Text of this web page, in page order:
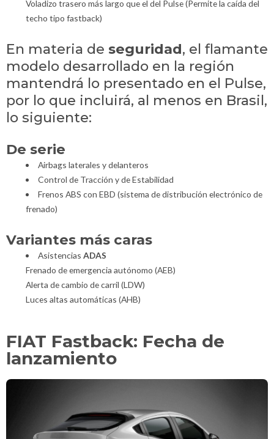
Voladizo trasero más largo que el del Pulse (Permite la caída del
techo tipo fastback)
En materia de seguridad, el flamante
modelo desarrollado en la región
mantendrá lo presentado en el Pulse,
por lo que incluirá, al menos en Brasil,
lo siguiente:
De serie
Airbags laterales y delanteros
Control de Tracción y de Estabilidad
Frenos ABS con EBD (sistema de distribución electrónico de
frenado)
Variantes más caras
Asistencias ADAS
Frenado de emergencia autónomo (AEB)
Alerta de cambio de carril (LDW)
Luces altas automáticas (AHB)
FIAT Fastback: Fecha de
lanzamiento